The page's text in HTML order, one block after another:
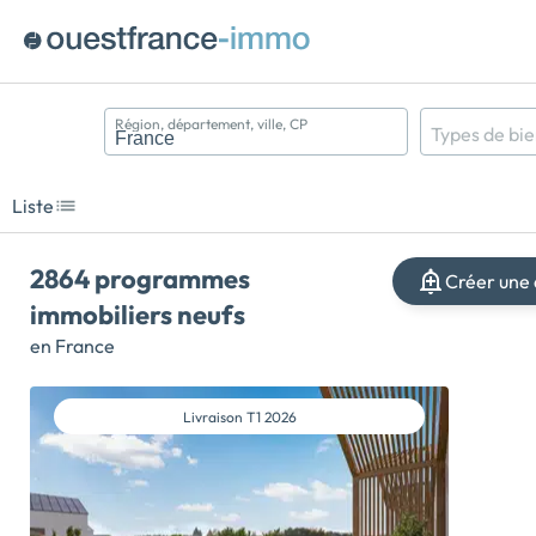
Région, département, ville, CP Types de
Liste
2864 programmes
immobiliers neufs
en France
Créer
Livraison T1 2026